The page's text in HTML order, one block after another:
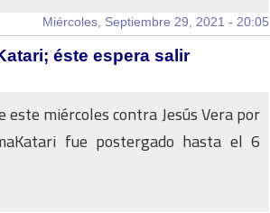
Miércoles, Septiembre 29, 2021 - 20:05
éste espera salir
este miércoles contra Jesús Vera por
fue postergado hasta el 6